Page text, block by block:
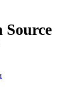
Source